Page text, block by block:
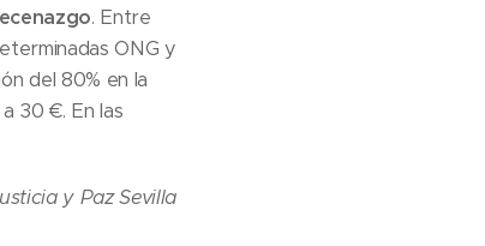
. Entre
ONG y
del 80% en la
30 €. En las
y Paz Sevilla